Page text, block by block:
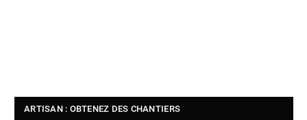
ARTISAN : OBTENEZ DES CHANTIERS